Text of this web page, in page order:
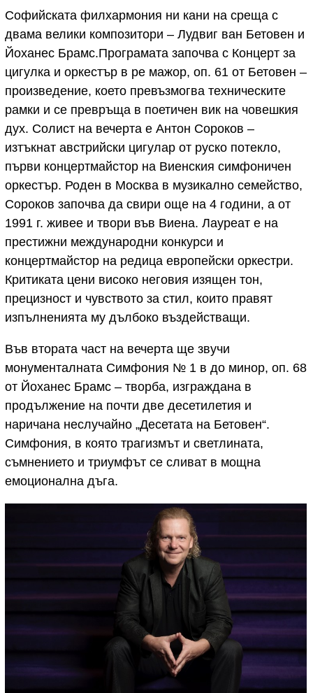
Софийската филхармония ни кани на среща с
двама велики композитори – Лудвиг ван Бетовен и
Йоханес Брамс.Програмата започва с Концерт за
цигулка и оркестър в ре мажор, оп. 61 от Бетовен –
произведение, което превъзмогва техническите
рамки и се превръща в поетичен вик на човешкия
дух. Солист на вечерта е Антон Сороков –
изтъкнат австрийски цигулар от руско потекло,
първи концертмайстор на Виенския симфоничен
оркестър. Роден в Москва в музикално семейство,
Сороков започва да свири още на 4 години, а от
1991 г. живее и твори във Виена. Лауреат е на
престижни международни конкурси и
концертмайстор на редица европейски оркестри.
Критиката цени високо неговия изящен тон,
прецизност и чувството за стил, които правят
изпълненията му дълбоко въздействащи.
Във втората част на вечерта ще звучи
монументалната Симфония № 1 в до минор, оп. 68
от Йоханес Брамс – творба, изграждана в
продължение на почти две десетилетия и
наричана неслучайно „Десетата на Бетовен“.
Симфония, в която трагизмът и светлината,
съмнението и триумфът се сливат в мощна
емоционална дъга.